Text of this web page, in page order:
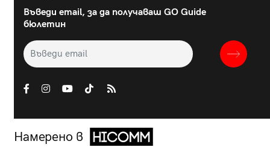
Въведи email, за да получаваш GO Guide
бюлетин
Намерено в